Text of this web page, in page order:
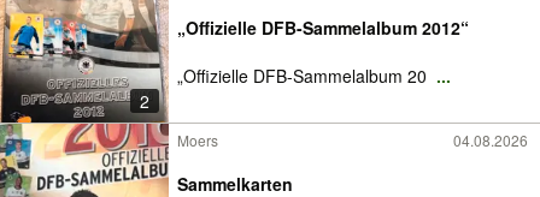
2
„Offizielle DFB-Sammelalbum 2012“
„Offizielle DFB-Sammelalbum 20 ...
Moers 04.08.2026
Sammelkarten